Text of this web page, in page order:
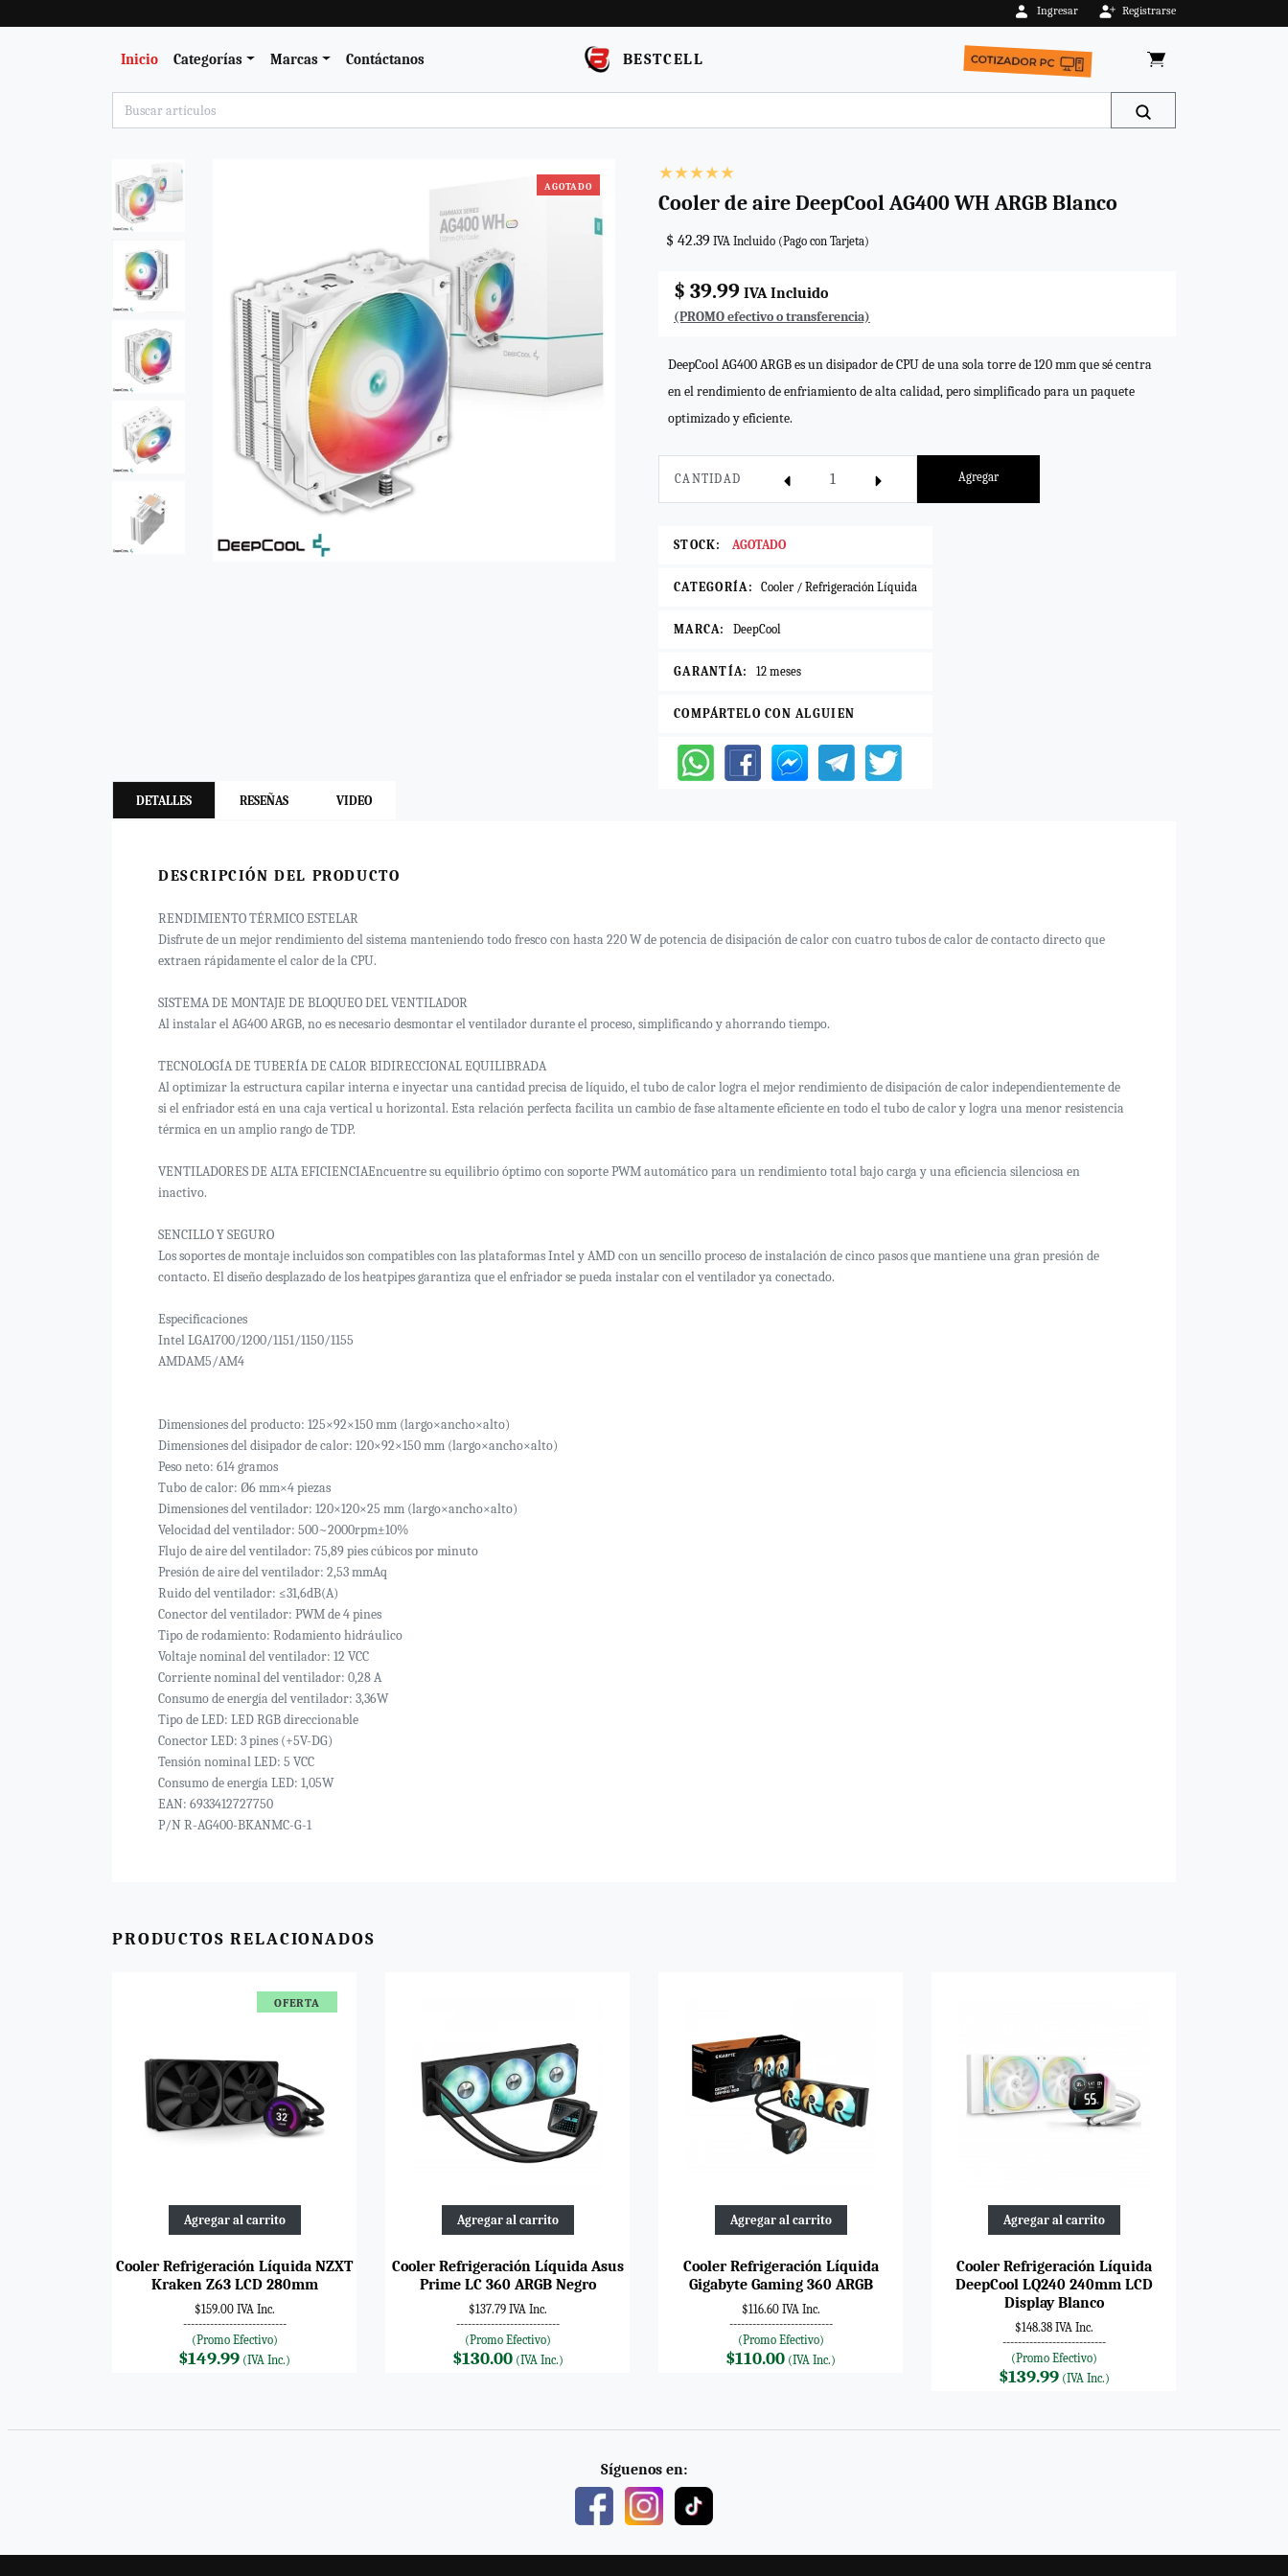
Ingresar Registrarse
BESTCELL
Inicio Categorías Marcas Contáctanos
AGOTADO
Cooler de aire DeepCool AG400 WH ARGB Blanco
$ 42.39 IVA Incluido (Pago con Tarjeta)
$ 39.99 IVA Incluido
(PROMO efectivo o transferencia)
DeepCool AG400 ARGB es un disipador de CPU de una sola torre de 120 mm que sé centra
en el rendimiento de enfriamiento de alta calidad, pero simplificado para un paquete
optimizado y eficiente.
CANTIDAD Agregar
STOCK: AGOTADO
CATEGORÍA: Cooler / Refrigeración Líquida
MARCA: DeepCool
GARANTÍA: 12 meses
COMPÁRTELO CON ALGUIEN
DETALLES RESEÑAS VIDEO
DESCRIPCIÓN DEL PRODUCTO
RENDIMIENTO TÉRMICO ESTELAR
Disfrute de un mejor rendimiento del sistema manteniendo todo fresco con hasta 220 W de potencia de disipación de calor con cuatro tubos de calor de contacto directo que
extraen rápidamente el calor de la CPU.
SISTEMA DE MONTAJE DE BLOQUEO DEL VENTILADOR
Al instalar el AG400 ARGB, no es necesario desmontar el ventilador durante el proceso, simplificando y ahorrando tiempo.
TECNOLOGÍA DE TUBERÍA DE CALOR BIDIRECCIONAL EQUILIBRADA
Al optimizar la estructura capilar interna e inyectar una cantidad precisa de líquido, el tubo de calor logra el mejor rendimiento de disipación de calor independientemente de
si el enfriador está en una caja vertical u horizontal. Esta relación perfecta facilita un cambio de fase altamente eficiente en todo el tubo de calor y logra una menor resistencia
térmica en un amplio rango de TDP.
VENTILADORES DE ALTA EFICIENCIAEncuentre su equilibrio óptimo con soporte PWM automático para un rendimiento total bajo carga y una eficiencia silenciosa en
inactivo.
SENCILLO Y SEGURO
Los soportes de montaje incluidos son compatibles con las plataformas Intel y AMD con un sencillo proceso de instalación de cinco pasos que mantiene una gran presión de
contacto. El diseño desplazado de los heatpipes garantiza que el enfriador se pueda instalar con el ventilador ya conectado.
Especificaciones
Intel LGA1700/1200/1151/1150/1155
AMDAM5/AM4
Dimensiones del producto: 125×92×150 mm (largo×ancho×alto)
Dimensiones del disipador de calor: 120×92×150 mm (largo×ancho×alto)
Peso neto: 614 gramos
Tubo de calor: Ø6 mm×4 piezas
Dimensiones del ventilador: 120×120×25 mm (largo×ancho×alto)
Velocidad del ventilador: 500~2000rpm±10%
Flujo de aire del ventilador: 75,89 pies cúbicos por minuto
Presión de aire del ventilador: 2,53 mmAq
Ruido del ventilador: ≤31,6dB(A)
Conector del ventilador: PWM de 4 pines
Tipo de rodamiento: Rodamiento hidráulico
Voltaje nominal del ventilador: 12 VCC
Corriente nominal del ventilador: 0,28 A
Consumo de energía del ventilador: 3,36W
Tipo de LED: LED RGB direccionable
Conector LED: 3 pines (+5V-DG)
Tensión nominal LED: 5 VCC
Consumo de energía LED: 1,05W
EAN: 6933412727750
P/N R-AG400-BKANMC-G-1
PRODUCTOS RELACIONADOS
OFERTA
Agregar al carrito
Cooler Refrigeración Líquida NZXT
Kraken Z63 LCD 280mm
$159.00 IVA Inc.
---------------------------
(Promo Efectivo)
$149.99 (IVA Inc.)
Agregar al carrito
Cooler Refrigeración Líquida Asus
Prime LC 360 ARGB Negro
$137.79 IVA Inc.
---------------------------
(Promo Efectivo)
$130.00(IVA Inc.)
Agregar al carrito
Cooler Refrigeración Líquida
Gigabyte Gaming 360 ARGB
$116.60 IVA Inc.
---------------------------
(Promo Efectivo)
$110.00 (IVA Inc.)
Agregar al carrito
Cooler Refrigeración Líquida
DeepCool LQ240 240mm LCD
Display Blanco
$148.38 IVA Inc.
---------------------------
(Promo Efectivo)
$139.99(IVA Inc.)
Síguenos en: